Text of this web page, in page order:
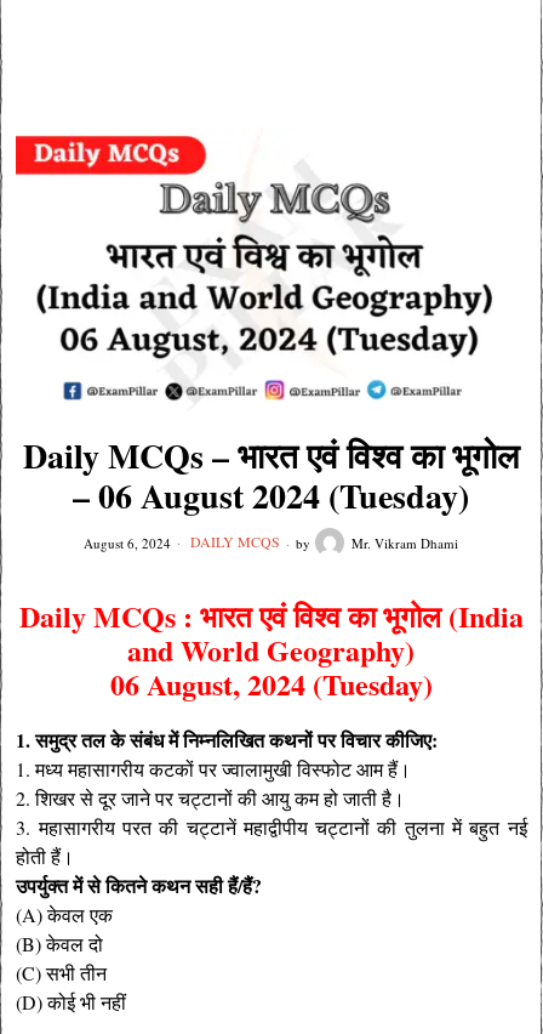
Daily MCQs – भारत एवं विश्व का भूगोल
– 06 August 2024 (Tuesday)
August 6, 2024 DAILY MCQS by Mr. Vikram Dhami
Daily MCQs : भारत एवं विश्व का भूगोल (India
and World Geography)
06 August, 2024 (Tuesday)
1. समुद्र तल के संबंध में निम्नलिखित कथनों पर विचार कीजिए:
1. मध्य महासागरीय कटकों पर ज्वालामुखी विस्फोट आम हैं।
2. शिखर से दूर जाने पर चट्टानों की आयु कम हो जाती है।
3. महासागरीय परत की चट्टानें महाद्वीपीय चट्टानों की तुलना में बहुत नई
होती हैं।
उपर्युक्त में से कितने कथन सही हैं/हैं?
(A) केवल एक
(B) केवल दो
(C) सभी तीन
(D) कोई भी नहीं